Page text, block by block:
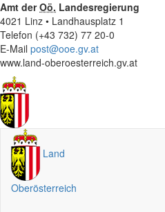
Amt derOö. Landesregierung
4021 Linz • Landhausplatz 1
Telefon (+43 732) 77 20-0
E-Mail post@ooe.gv.at
www.land-oberoesterreich.gv.at
Land
Oberösterreich